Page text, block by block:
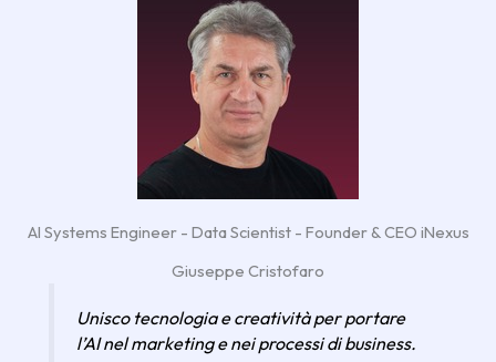
AI Systems Engineer - Data Scientist - Founder & CEO iNexus
Giuseppe Cristofaro
Unisco tecnologia e creatività per portare
l’AI nel marketing e nei processi di business.